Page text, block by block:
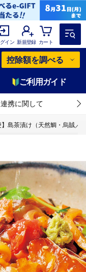
イン 新規登録 カート
控除額を調べる
ご利用ガイド
携に関して
】島茶漬け（天然鯛・烏賊